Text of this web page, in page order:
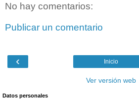
No hay comentarios:
Publicar un comentario
‹ Inicio
Ver versión web
Datos personales